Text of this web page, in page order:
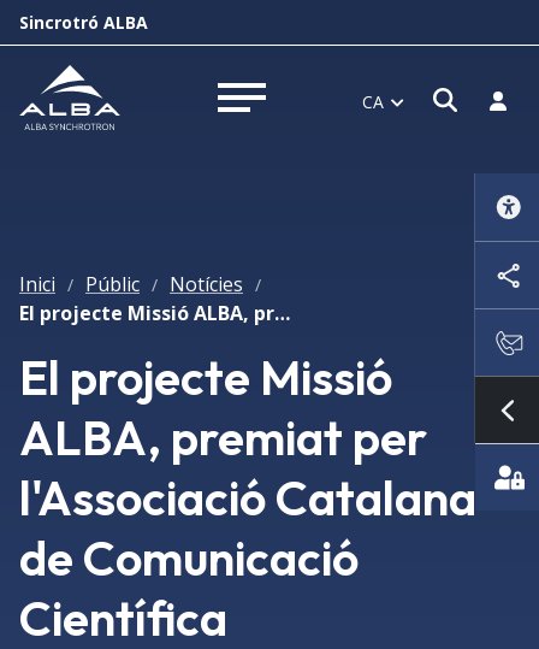
Sincrotró ALBA
Obrir menú CA Obrir
Inici / Públic / Notícies /
El projecte Missió ALBA, premiat per l'Associació Catalana de Comunicació Científica
El projecte Missió
ALBA, premiat per
l'Associació Catalana
de Comunicació
Científica